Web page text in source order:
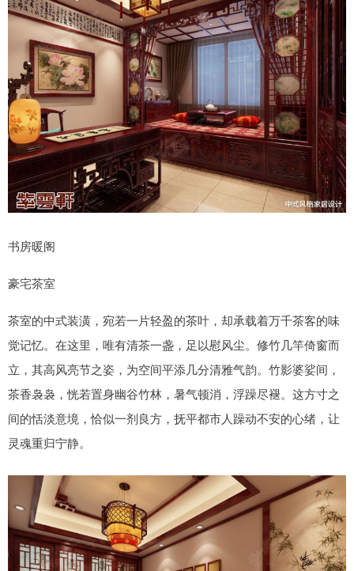
书房暖阁
豪宅茶室
茶室的中式装潢，宛若一片轻盈的茶叶，却承载着万千茶客的味
觉记忆。在这里，唯有清茶一盏，足以慰风尘。修竹几竿倚窗而
立，其高风亮节之姿，为空间平添几分清雅气韵。竹影婆娑间，
茶香袅袅，恍若置身幽谷竹林，暑气顿消，浮躁尽褪。这方寸之
间的恬淡意境，恰似一剂良方，抚平都市人躁动不安的心绪，让
灵魂重归宁静。